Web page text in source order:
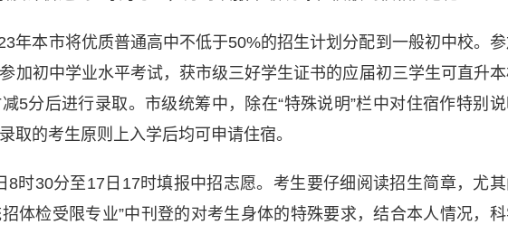
年本市将优质普通高中不低于50%的招生计划分配到一般初中校。
加初中学业水平考试，获市级三好学生证书的应届初三学生可直升
5分后进行录取。市级统筹中，除在“特殊说明”栏中对住宿作特别
取的考生原则上入学后均可申请住宿。
8时30分至17日17时填报中招志愿。考生要仔细阅读招生简章，尤
招体检受限专业”中刊登的对考生身体的特殊要求，结合本人情况，